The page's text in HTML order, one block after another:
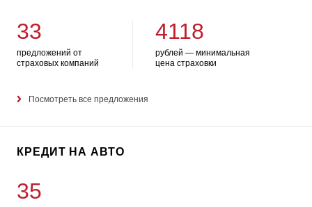
33
предложений от
страховых компаний
4118
рублей — минимальная
цена страховки
Посмотреть все предложения
КРЕДИТ НА АВТО
35